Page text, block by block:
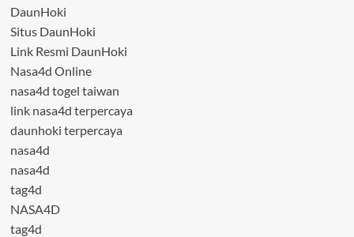
DaunHoki
Situs DaunHoki
Link Resmi DaunHoki
Nasa4d Online
nasa4d togel taiwan
link nasa4d terpercaya
daunhoki terpercaya
nasa4d
nasa4d
tag4d
NASA4D
tag4d